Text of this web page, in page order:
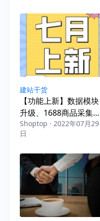
建站干货
【功能上新】数据模块
升级、1688商品采集、
商品含税、支付优化
Shoptop · 2022年07月29
日